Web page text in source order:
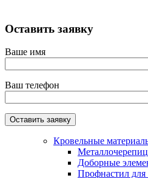
Оставить заявку
Ваше имя
Ваш телефон
Кровельные
Доборные
Профнастил